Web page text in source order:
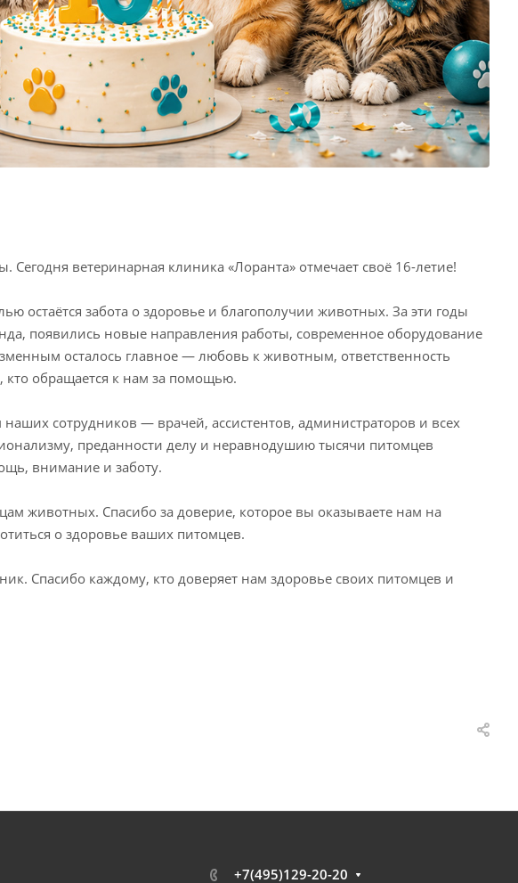
ветеринарная клиника «Лоранта» отмечает своё 16-летие!
остаётся забота о здоровье и благополучии животных. За эти годы
появились новые направления работы, современное оборудование
осталось главное — любовь к животным, ответственность
кто обращается к нам за помощью.
сотрудников — врачей, ассистентов, администраторов и всех
преданности делу и неравнодушию тысячи питомцев
внимание и заботу.
животных. Спасибо за доверие, которое вы оказываете нам на
о здоровье ваших питомцев.
Спасибо каждому, кто доверяет нам здоровье своих питомцев и
+7(495)129-20-20